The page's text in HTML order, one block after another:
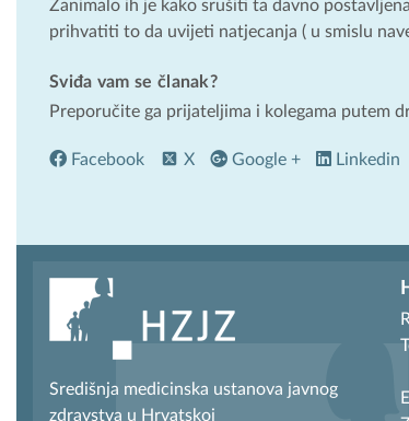
Zanimalo ih je kako srušiti ta davno
prihvatiti to da uvijeti natjecanja ( u smislu
Sviđa vam se članak?
Preporučite ga prijateljima i kolegama putem
Facebook X Google + Linkedin
Središnja medicinska ustanova javnog
zdravstva u Hrvatskoj